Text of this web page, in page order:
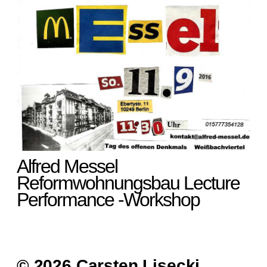
Alfred Messel
Reformwohnungsbau Lecture
Performance -Workshop